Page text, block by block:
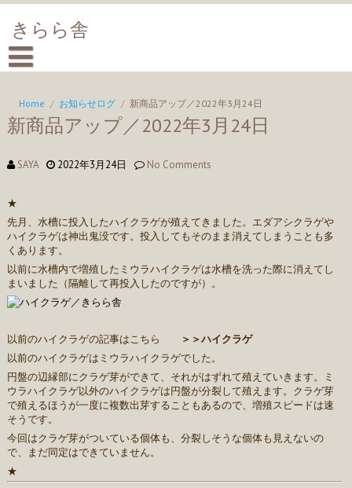
きらら舎
Home / お知らせログ / 新商品アップ／2022年3月24日
新商品アップ／2022年3月24日
SAYA 2022年3月24日 No Comments
★
先月、水槽に投入したハイクラゲが殖えてきました。エダアシクラゲや
ハイクラゲは神出鬼没です。投入してもそのまま消えてしまうことも多
くあります。
以前に水槽内で増殖したミウラハイクラゲは水槽を洗った際に消えてし
まいました（隔離して再投入したのですが）。
以前のハイクラゲの記事はこちら
＞＞ハイクラゲ
以前のハイクラゲはミウラハイクラゲでした。
円盤の辺縁部にクラゲ芽ができて、それがはずれて殖えていきます。ミ
ウラハイクラゲ以外のハイクラゲは円盤が分裂して殖えます。クラゲ芽
で殖えるほうが一度に複数出芽することもあるので、増殖スピードは速
そうです。
今回はクラゲ芽がついている個体も、分裂しそうな個体も見えないの
で、まだ同定はできていません。
★